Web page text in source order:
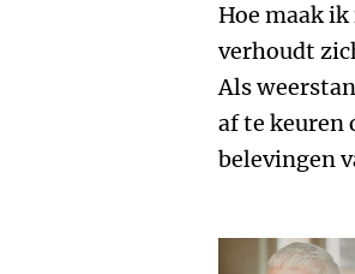
Hoe maak
verhoudt
Als
af te keuren
belevingen